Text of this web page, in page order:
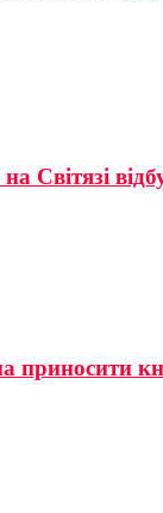
Світязі
приносити